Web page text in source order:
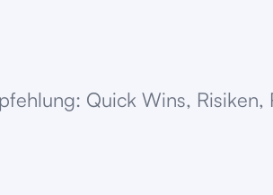
Quick Wins, Risiken,